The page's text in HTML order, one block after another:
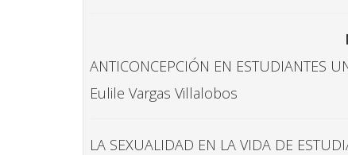
ANTICONCEPCIÓN EN ESTUDIANTES
Eulile Vargas Villalobos
LA SEXUALIDAD EN LA VIDA DE